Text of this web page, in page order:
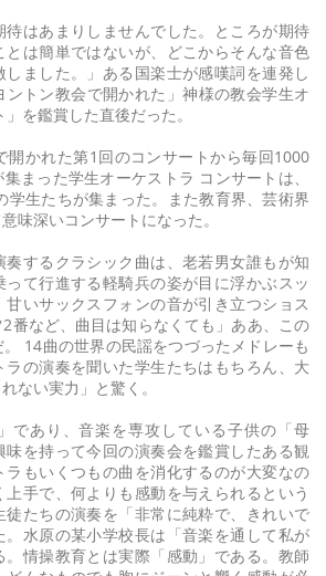
待はあまりしませんでした。ところが期待
とは簡単ではないが、どこからそんな音色
ました。」ある国楽士が感嘆詞を連発し
トン教会で開かれた」神様の教会学生オ
を鑑賞した直後だった。
開かれた第1回のコンサートから毎回1000
まった学生オーケストラ コンサートは、
学生たちが集まった。また教育界、芸術界
味深いコンサートになった。
するクラシック曲は、老若男女誰もが知
って行進する軽騎兵の姿が目に浮かぶスッ
いサックスフォンの音が引き立つショス
番など、曲目は知らなくても」ああ、この
14曲の世界の民謡をつづったメドレーも
ラの演奏を聞いた学生たちはもちろん、大
ない実力」と驚く。
であり、音楽を専攻している子供の「母
を持って今回の演奏会を鑑賞したある観
もいくつもの曲を消化するのが大変なの
手で、何よりも感動を与えられるという
たちの演奏を「非常に純粋で、きれいで
。水原の某小学校長は「音楽を通して私が
情操教育とは実際「感動」である。教師